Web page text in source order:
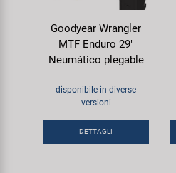
Goodyear Wrangler
MTF Enduro 29"
Neumático plegable
disponibile in diverse
versioni
DETTAGLI